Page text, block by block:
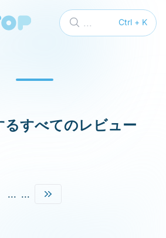
Ctrl + K
...
るすべてのレビュー
... ...